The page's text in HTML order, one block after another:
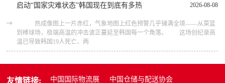
2026-08-08
启动“国家灾难状态”韩国现在到底有多热
热成像图上一片赤红，气象地图上红色预警几乎铺满全境——从菜篮
到棒球场，极端高温的冲击波正蔓延至韩国每一个角落。 这场创纪录高
温已导致韩国19人死亡、两
友情链接: 中国国际物流展 中国仓储与配送协会